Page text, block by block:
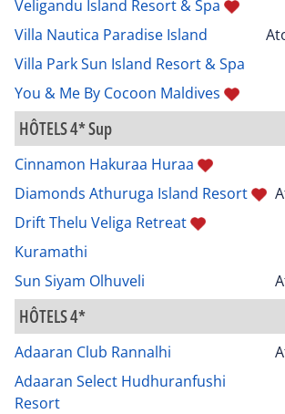
Veligandu Island Resort & Spa
Villa Nautica Paradise Island
Villa Park Sun Island Resort & Spa
You & Me By Cocoon Maldives
HÔTELS 4* Sup
Cinnamon Hakuraa Huraa
Diamonds Athuruga Island Resort
Drift Thelu Veliga Retreat
Kuramathi
Sun Siyam Olhuveli
HÔTELS 4*
Adaaran Club Rannalhi
Adaaran Select Hudhuranfushi
Resort